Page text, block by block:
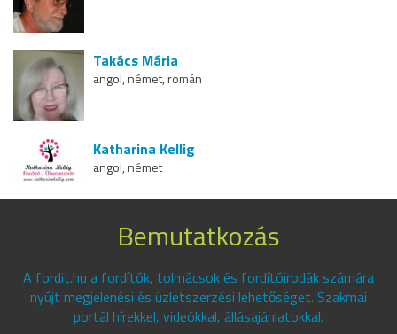
Takács Mária
angol, német, román
Katharina Kellig
angol, német
Bemutatkozás
A fordit.hu a fordítók, tolmácsok és fordítóirodák számára
nyújt megjelenési és üzletszerzési lehetőséget. Szakmai
portál hírekkel, videókkal, állásajánlatokkal.